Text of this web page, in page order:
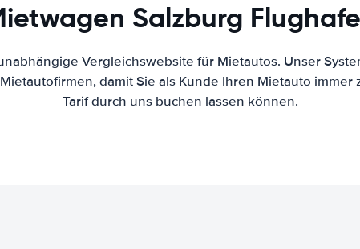
Salzburg
Vergleichswebsite für Mietautos. Unser
damit Sie als Kunde Ihren Mietauto immer
Tarif durch uns buchen lassen können.